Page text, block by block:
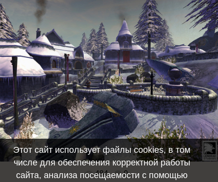
Полный размер -1024x819/ 607.1Kb
484 0
Этот сайт использует файлы cookies, в том
числе для обеспечения корректной работы
сайта, анализа посещаемости с помощью